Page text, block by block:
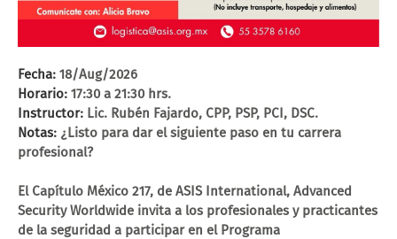
Fecha: 18/Aug/2026
Horario: 17:30 a 21:30 hrs.
Instructor: Lic. Rubén Fajardo, CPP, PSP, PCI, DSC.
Notas: ¿Listo para dar el siguiente paso en tu carrera
profesional?
El Capítulo México 217, de ASIS International, Advanced
Security Worldwide invita a los profesionales y practicantes
de la seguridad a participar en el Programa